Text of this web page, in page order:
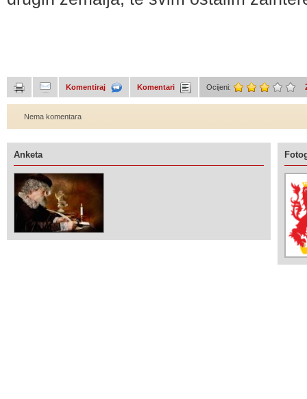
Komentiraj Komentari Ocijeni:
Nema komentara
Anketa